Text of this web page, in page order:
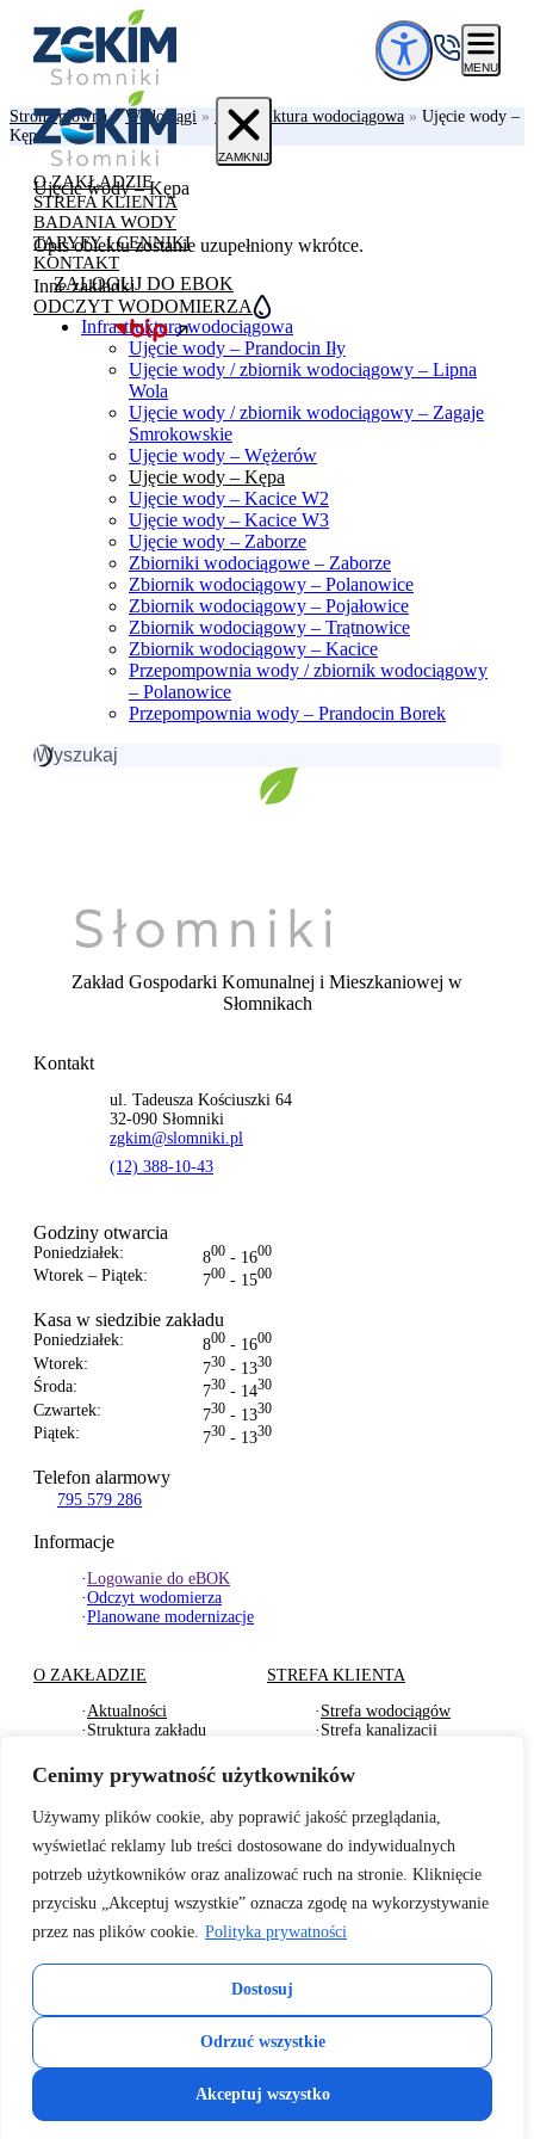
Cenimy prywatność użytkowników
Używamy plików cookie, aby poprawić jakość przeglądania,
wyświetlać reklamy lub treści dostosowane do indywidualnych
potrzeb użytkowników oraz analizować ruch na stronie. Kliknięcie
przycisku „Akceptuj wszystkie” oznacza zgodę na wykorzystywanie
przez nas plików cookie. Polityka prywatności
Dostosuj
Odrzuć wszystkie
Akceptuj wszystko
Przejdź do treści
MENU
ZAMKNIJ
O ZAKŁADZIE
STREFA KLIENTA
BADANIA WODY
TARYFY I CENNIKI
KONTAKT
ZALOGUJ DO EBOK
ODCZYT WODOMIERZA
Strona główna»Wodociągi » Infrastruktura wodociągowa » Ujęcie wody –
Kępa
Ujęcie wody – Kępa
Opis obiektu zostanie uzupełniony wkrótce.
Inne zakładki
Infrastruktura wodociągowa
Ujęcie wody – Prandocin Iły
Ujęcie wody / zbiornik wodociągowy – Lipna
Wola
Ujęcie wody / zbiornik wodociągowy – Zagaje
Smrokowskie
Ujęcie wody – Wężerów
Ujęcie wody – Kępa
Ujęcie wody – Kacice W2
Ujęcie wody – Kacice W3
Ujęcie wody – Zaborze
Zbiorniki wodociągowe – Zaborze
Zbiornik wodociągowy – Polanowice
Zbiornik wodociągowy – Pojałowice
Zbiornik wodociągowy – Trątnowice
Zbiornik wodociągowy – Kacice
Przepompownia wody / zbiornik wodociągowy
– Polanowice
Przepompownia wody – Prandocin Borek
Szukaj:
Zakład Gospodarki Komunalnej i Mieszkaniowej w
Słomnikach
Kontakt
ul. Tadeusza Kościuszki 64
32-090 Słomniki
zgkim@slomniki.pl
(12) 388-10-43
Godziny otwarcia
Poniedziałek: 800 - 1600
Wtorek – Piątek: 700 - 1500
Kasa w siedzibie zakładu
Poniedziałek: 800 - 1600
Wtorek: 730 - 1330
Środa: 730 - 1430
Czwartek: 730 - 1330
Piątek: 730 - 1330
Telefon alarmowy
795 579 286
Informacje
·Logowanie do eBOK
·Odczyt wodomierza
·Planowane modernizacje
O ZAKŁADZIE
· Aktualności
· Struktura zakładu
·Oferty pracy
STREFA KLIENTA
· Strefa wodociągów
· Strefa kanalizacji
komunalnych
·Strefa odbioru odpadów
BADANIA WODY
·Badania wewnętrzne wody
·Informacje o jakości wody
KONTAKT
TARYFY I CENNIKI
·Za zbiorowe zaopatrzenie
·Za zbiorowe
·Cennik wywozu odpadów
·
pozataryfowych
Copyright 2026 © Zakład Gospodarki Komunalnej i Mieszkaniowej w
Słomnikach.
Projekt i realizacja strony:przemekdrozniak.pl